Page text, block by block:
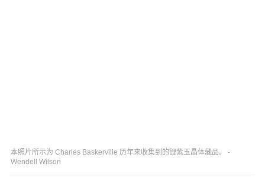
本照片所示为 Charles Baskerville 历年来收集到的锂紫玉晶体藏品。 -
Wendell Wilson